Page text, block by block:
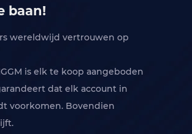
baan!
wereldwijd vertrouwen op
is elk te koop aangeboden
dat elk account in
voorkomen. Bovendien